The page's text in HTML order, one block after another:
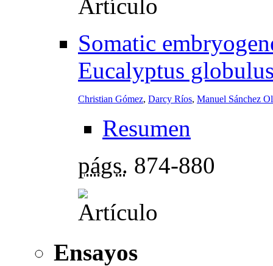
Somatic
Eucalyptus
Christian Gómez, Darcy Ríos, Manuel Sánchez
Resumen
págs. 874-880
Ensayos